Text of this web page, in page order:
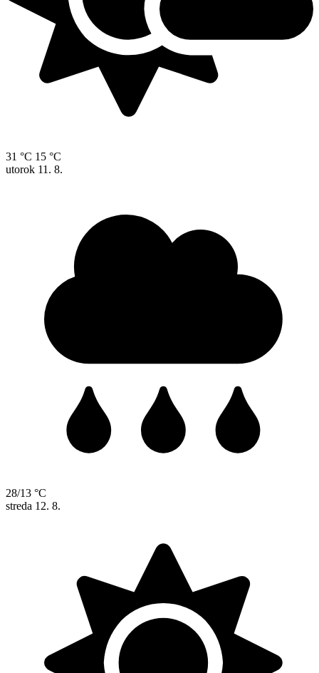
31 °C 15 °C
utorok 11. 8.
28/13 °C
streda 12. 8.